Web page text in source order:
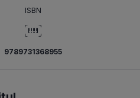
ISBN
9789731368955